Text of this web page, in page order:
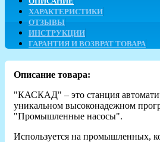
ХАРАКТЕРИСТИКИ
ОТЗЫВЫ
ИНСТРУКЦИИ
ГАРАНТИЯ И ВОЗВРАТ ТОВАРА
Описание товара:
"КАСКАД" – это станция
уникальном высоконадежном
"Промышленные насосы".
Используется на промышленных,